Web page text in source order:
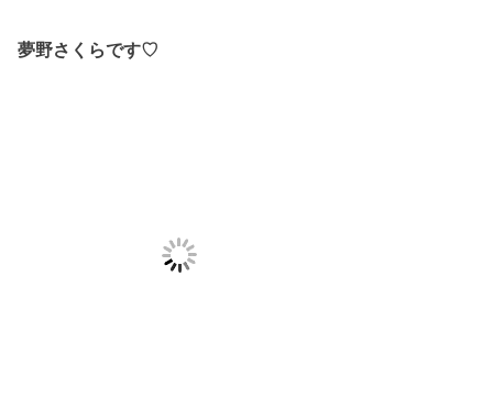
夢野さくらです♡